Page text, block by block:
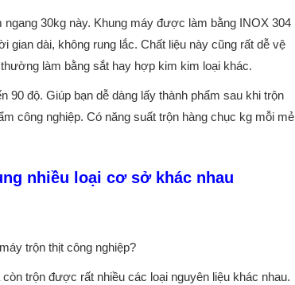
30kg này. Khung máy được làm bằng INOX 304
gian dài, không rung lắc. Chất liệu này cũng rất dễ vệ
làm bằng sắt hay hợp kim kim loại khác.
90 độ. Giúp bạn dễ dàng lấy thành phẩm sau khi trộn
công nghiệp. Có năng suất trộn hàng chục kg mỗi mẻ
nhiều loại cơ sở khác nhau
trộn thịt công nghiệp?
trộn được rất nhiều các loại nguyên liệu khác nhau.